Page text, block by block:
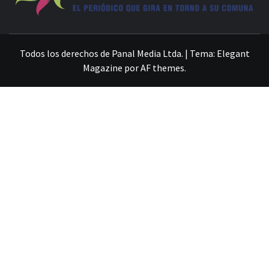
Todos los derechos de Panal Media Ltda. | Tema: Elegant
Magazine porAF themes.